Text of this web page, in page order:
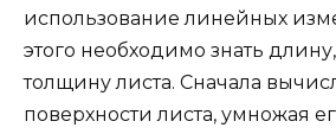
использование линейных
этого необходимо знать
толщину листа. Сначала
поверхности листа, умножая